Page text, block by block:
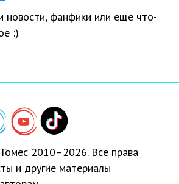
новости, фанфики или еще что-
:)
2010–2026. Все права
и другие материалы